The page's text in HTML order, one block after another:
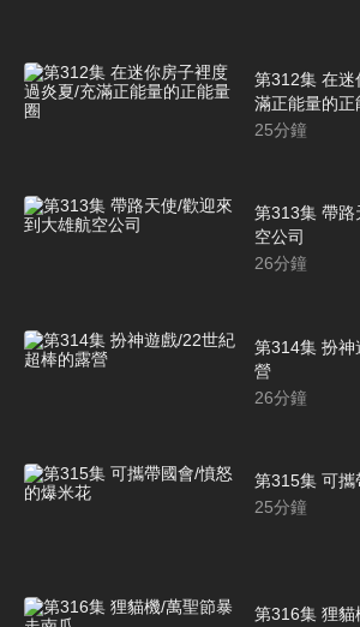
第312集 在迷
滿正能量的正
25分鐘
第313集 帶路
空公司
26分鐘
第314集 扮神
營
26分鐘
第315集 可攜
25分鐘
第316集 狸貓